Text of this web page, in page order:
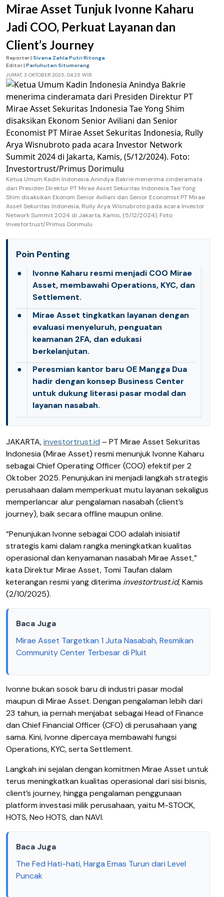
Mirae Asset Tunjuk Ivonne Kaharu
Jadi COO, Perkuat Layanan dan
Client’s Journey
Reporter | Sivana Zahla Putri Ritonga
Editor | Parluhutan Situmorang
JUMAT, 3 OKTOBER 2025, 04.25 WIB
Ketua Umum Kadin Indonesia Anindya Bakrie menerima cinderamata
dari Presiden Direktur PT Mirae Asset Sekuritas Indonesia Tae Yong
Shim disaksikan Ekonom Senior Aviliani dan Senior Economist PT Mirae
Asset Sekuritas Indonesia, Rully Arya Wisnubroto pada acara Investor
Network Summit 2024 di Jakarta, Kamis, (5/12/2024). Foto:
Investortrust/Primus Dorimulu
Poin Penting
●
Ivonne Kaharu resmi menjadi COO Mirae
Asset, membawahi Operations, KYC, dan
Settlement.
●
Mirae Asset tingkatkan layanan dengan
evaluasi menyeluruh, penguatan
keamanan 2FA, dan edukasi
berkelanjutan.
●
Peresmian kantor baru OE Mangga Dua
hadir dengan konsep Business Center
untuk dukung literasi pasar modal dan
layanan nasabah.
JAKARTA,investortrust.id – PT Mirae Asset Sekuritas
Indonesia (Mirae Asset) resmi menunjuk Ivonne Kaharu
sebagai Chief Operating Officer (COO) efektif per 2
Oktober 2025. Penunjukan ini menjadi langkah strategis
perusahaan dalam memperkuat mutu layanan sekaligus
memperlancar alur pengalaman nasabah (client’s
journey), baik secara offline maupun online.
“Penunjukan Ivonne sebagai COO adalah inisiatif
strategis kami dalam rangka meningkatkan kualitas
operasional dan kenyamanan nasabah Mirae Asset,”
kata Direktur Mirae Asset, Tomi Taufan dalam
keterangan resmi yang diterima investortrust.id, Kamis
(2/10/2025).
Baca Juga
Mirae Asset Targetkan 1 Juta Nasabah, Resmikan
Community Center Terbesar di Pluit
Ivonne bukan sosok baru di industri pasar modal
maupun di Mirae Asset. Dengan pengalaman lebih dari
23 tahun, ia pernah menjabat sebagai Head of Finance
dan Chief Financial Officer (CFO) di perusahaan yang
sama. Kini, Ivonne dipercaya membawahi fungsi
Operations, KYC, serta Settlement.
Langkah ini sejalan dengan komitmen Mirae Asset untuk
terus meningkatkan kualitas operasional dari sisi bisnis,
client’s journey, hingga pengalaman penggunaan
platform investasi milik perusahaan, yaitu M-STOCK,
HOTS, Neo HOTS, dan NAVI.
Baca Juga
The Fed Hati-hati, Harga Emas Turun dari Level
Puncak